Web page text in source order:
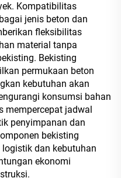
Kompatibilitas
jenis beton dan
fleksibilitas
material tanpa
Bekisting
permukaan beton
kebutuhan akan
konsumsi bahan
mempercepat jadwal
penyimpanan dan
bekisting
dan kebutuhan
ekonomi